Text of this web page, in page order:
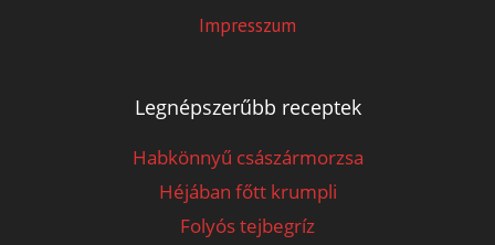
Impresszum
Legnépszerűbb receptek
Habkönnyű császármorzsa
Héjában főtt krumpli
Folyós tejbegríz